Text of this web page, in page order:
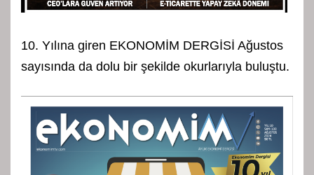
10. Yılına giren EKONOMİM DERGİSİ Ağustos
sayısında da dolu bir şekilde okurlarıyla buluştu.